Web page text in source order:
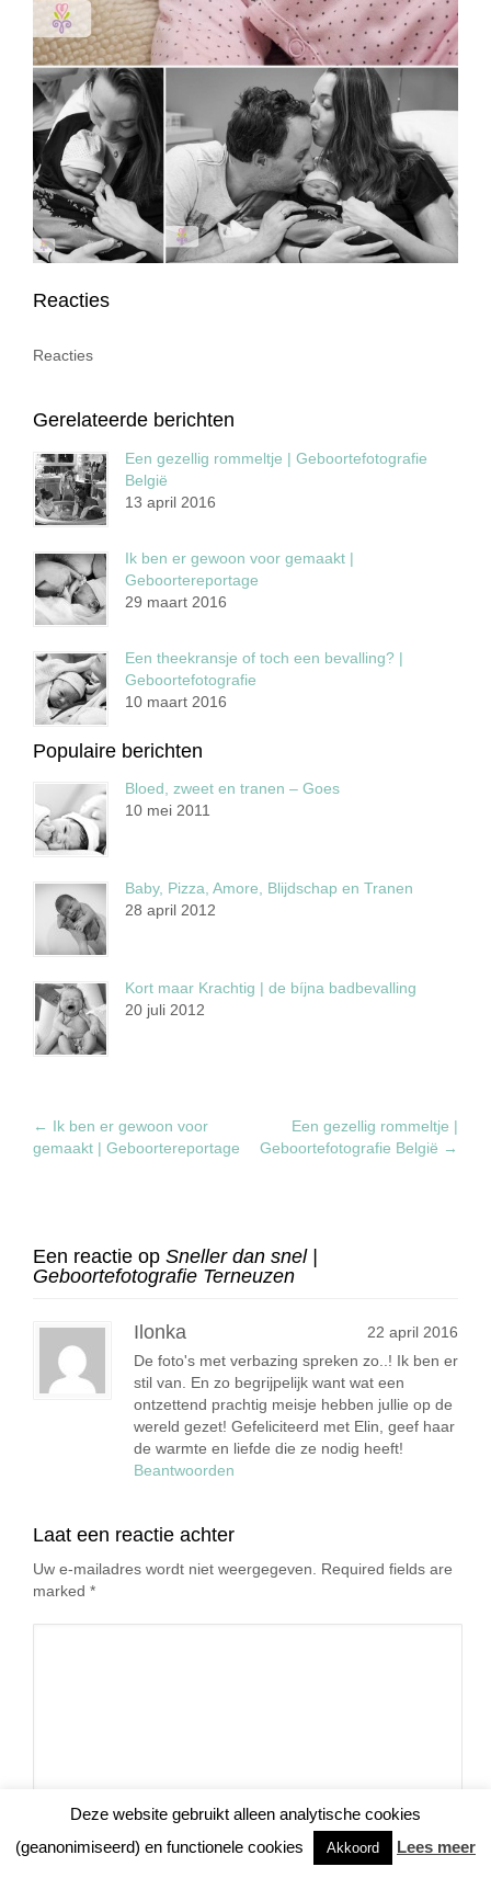
Reacties
Reacties
Gerelateerde berichten
Een gezellig rommeltje | Geboortefotografie
België
13 april 2016
Ik ben er gewoon voor gemaakt |
Geboortereportage
29 maart 2016
Een theekransje of toch een bevalling? |
Geboortefotografie
10 maart 2016
Populaire berichten
Bloed, zweet en tranen – Goes
10 mei 2011
Baby, Pizza, Amore, Blijdschap en Tranen
28 april 2012
Kort maar Krachtig | de bíjna badbevalling
20 juli 2012
← Ik ben er gewoon voor
gemaakt | Geboortereportage
Een gezellig rommeltje |
Geboortefotografie België →
Een reactie op Sneller dan snel |
Geboortefotografie Terneuzen
Ilonka
22 april 2016
De foto's met verbazing spreken zo..! Ik ben er
stil van. En zo begrijpelijk want wat een
ontzettend prachtig meisje hebben jullie op de
wereld gezet! Gefeliciteerd met Elin, geef haar
de warmte en liefde die ze nodig heeft!
Beantwoorden
Laat een reactie achter
Uw e-mailadres wordt niet weergegeven. Required fields are
marked *
Naam*
Deze website gebruikt alleen analytische cookies
(geanonimiseerd) en functionele cookies
Akkoord Lees meer